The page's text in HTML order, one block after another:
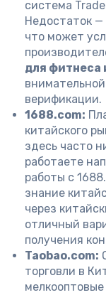
система
Недостаток —
что может
для фитнеса
верификации.
1688.com:
китайского
здесь часто
работаете
работы с
знание
через
отличный
получения
Taobao.com:
торговли в